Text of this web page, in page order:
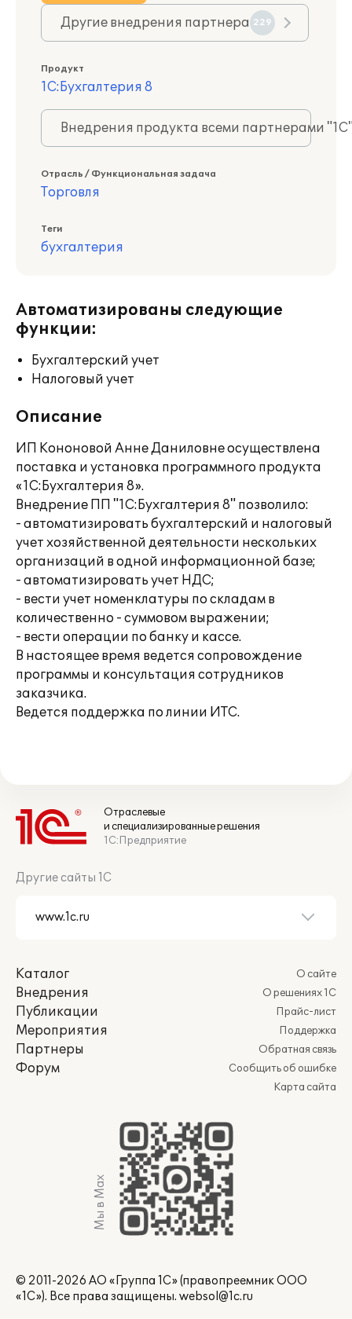
Другие внедрения партнера 229
Продукт
1С:Бухгалтерия 8
Внедрения продукта всеми партнерами
Отрасль / Функциональная задача
Торговля
Теги
бухгалтерия
Автоматизированы следующие
функции:
Бухгалтерский учет
Налоговый учет
Описание
ИП Кононовой Анне Даниловне осуществлена
поставка и установка программного продукта
«1С:Бухгалтерия 8».
Внедрение ПП "1С:Бухгалтерия 8" позволило:
- автоматизировать бухгалтерский и налоговый
учет хозяйственной деятельности нескольких
организаций в одной информационной базе;
- автоматизировать учет НДС;
- вести учет номенклатуры по складам в
количественно - суммовом выражении;
- вести операции по банку и кассе.
В настоящее время ведется сопровождение
программы и консультация сотрудников
заказчика.
Ведется поддержка по линии ИТС.
Отраслевые
и специализированные решения
1С:Предприятие
Другие сайты 1С
Каталог
Внедрения
Публикации
Мероприятия
Партнеры
Форум
О сайте
О решениях 1С
Прайс-лист
Поддержка
Обратная связь
Сообщить об ошибке
Карта сайта
Мы в Max
© 2011-2026 АО «Группа 1С» (правопреемник ООО
«1С»). Все права защищены. websol@1c.ru